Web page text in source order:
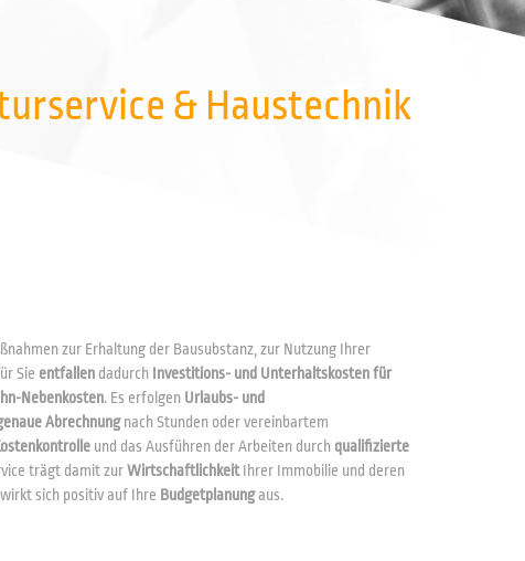
& Haustechnik
zur Erhaltung der Bausubstanz, zur Nutzung Ihrer
Sie entfallen dadurchInvestitions- und Unterhaltskosten für
Nebenkosten. Es erfolgen Urlaubs- und
Abrechnungnach Stunden oder vereinbartem
und das Ausführen der Arbeiten durch qualifizierte
trägt damit zurWirtschaftlichkeitIhrer Immobilie und deren
sich positiv auf Ihre Budgetplanungaus.